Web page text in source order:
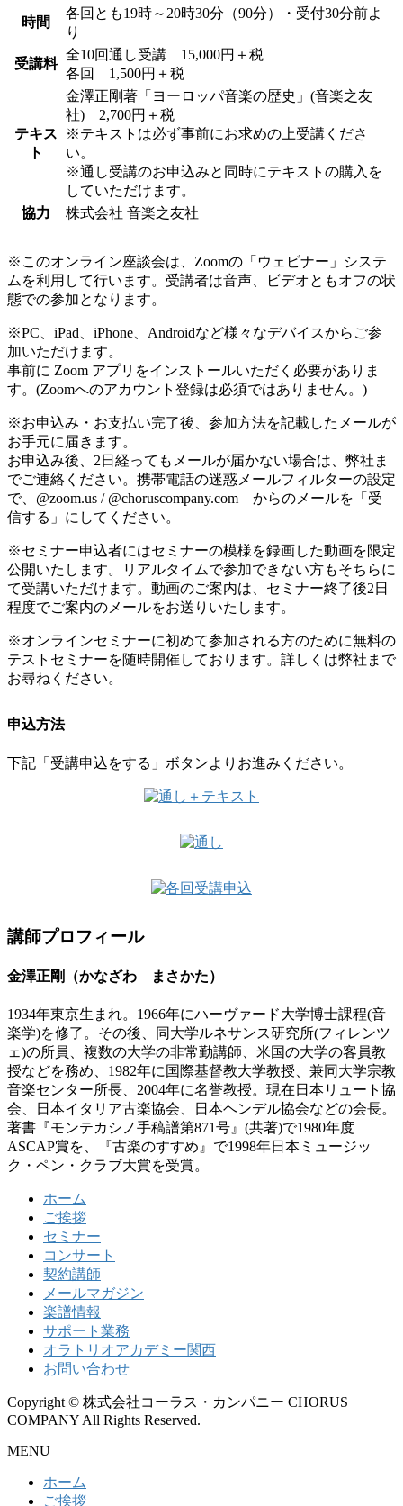
時間
各回とも19時～20時30分（90分）・受付30分前よ
り
受講料
全10回通し受講 15,000円＋税
各回 1,500円＋税
テキス
ト
金澤正剛著「ヨーロッパ音楽の歴史」(音楽之友
社) 2,700円＋税
※テキストは必ず事前にお求めの上受講くださ
い。
※通し受講のお申込みと同時にテキストの購入を
していただけます。
協力
株式会社 音楽之友社
※このオンライン座談会は、Zoomの「ウェビナー」システ
ムを利用して行います。受講者は音声、ビデオともオフの状
態での参加となります。
※PC、iPad、iPhone、Androidなど様々なデバイスからご参
加いただけます。
事前に Zoom アプリをインストールいただく必要がありま
す。(Zoomへのアカウント登録は必須ではありません。)
※お申込み・お支払い完了後、参加方法を記載したメールが
お手元に届きます。
お申込み後、2日経ってもメールが届かない場合は、弊社ま
でご連絡ください。携帯電話の迷惑メールフィルターの設定
で、@zoom.us / @choruscompany.com からのメールを「受
信する」にしてください。
※セミナー申込者にはセミナーの模様を録画した動画を限定
公開いたします。リアルタイムで参加できない方もそちらに
て受講いただけます。動画のご案内は、セミナー終了後2日
程度でご案内のメールをお送りいたします。
※オンラインセミナーに初めて参加される方のために無料の
テストセミナーを随時開催しております。詳しくは弊社まで
お尋ねください。
申込方法
下記「受講申込をする」ボタンよりお進みください。
講師プロフィール
金澤正剛（かなざわ まさかた）
1934年東京生まれ。1966年にハーヴァード大学博士課程(音
楽学)を修了。その後、同大学ルネサンス研究所(フィレンツ
ェ)の所員、複数の大学の非常勤講師、米国の大学の客員教
授などを務め、1982年に国際基督教大学教授、兼同大学宗教
音楽センター所長、2004年に名誉教授。現在日本リュート協
会、日本イタリア古楽協会、日本ヘンデル協会などの会長。
著書『モンテカシノ手稿譜第871号』(共著)で1980年度
ASCAP賞を、『古楽のすすめ』で1998年日本ミュージッ
ク・ペン・クラブ大賞を受賞。
ホーム
ご挨拶
セミナー
コンサート
契約講師
メールマガジン
楽譜情報
サポート業務
オラトリオアカデミー関西
お問い合わせ
Copyright © 株式会社コーラス・カンパニー CHORUS
COMPANY All Rights Reserved.
MENU
ホーム
ご挨拶